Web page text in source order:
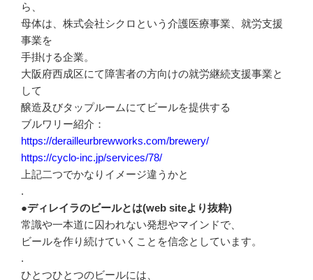
ら、
母体は、株式会社シクロという介護医療事業、就労支援
事業を
手掛ける企業。
大阪府西成区にて障害者の方向けの就労継続支援事業と
して
醸造及びタップルームにてビールを提供する
ブルワリー紹介：
https://derailleurbrewworks.com/brewery/
https://cyclo-inc.jp/services/78/
上記二つでかなりイメージ違うかと
.
●ディレイラのビールとは(web siteより抜粋)
常識や一本道に囚われない発想やマインドで、
ビールを作り続けていくことを信念としています。
.
ひとつひとつのビールには、